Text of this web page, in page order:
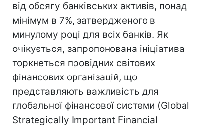
від обсягу банківських активів, понад
мінімум в 7%, затвердженого в
минулому році для всіх банків. Як
очікується, запропонована ініціатива
торкнеться провідних світових
фінансових організацій, що
представляють важливість для
глобальної фінансової системи (Global
Strategically Important Financial